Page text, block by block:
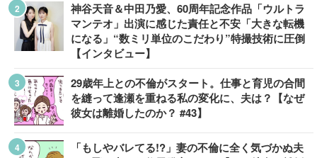
神谷天音＆中田乃愛、60周年記念作品「ウルトラ
マンテオ」出演に感じた責任と不安「大きな転機
になる」“数ミリ単位のこだわり”特撮技術に圧倒
【インタビュー】
29歳年上との不倫がスタート。仕事と育児の合間
を縫って逢瀬を重ねる私の変化に、夫は？【なぜ
彼女は離婚したのか？ #43】
「もしやバレてる!?」妻の不倫に全く気づかぬ夫